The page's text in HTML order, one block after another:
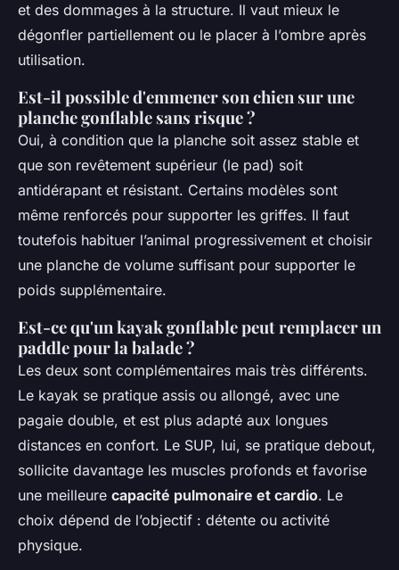
et des dommages à la structure. Il vaut mieux le
dégonfler partiellement ou le placer à l’ombre après
utilisation.
Est-il possible d'emmener son chien sur une
planche gonflable sans risque ?
Oui, à condition que la planche soit assez stable et
que son revêtement supérieur (le pad) soit
antidérapant et résistant. Certains modèles sont
même renforcés pour supporter les griffes. Il faut
toutefois habituer l’animal progressivement et choisir
une planche de volume suffisant pour supporter le
poids supplémentaire.
Est-ce qu'un kayak gonflable peut remplacer un
paddle pour la balade ?
Les deux sont complémentaires mais très différents.
Le kayak se pratique assis ou allongé, avec une
pagaie double, et est plus adapté aux longues
distances en confort. Le SUP, lui, se pratique debout,
sollicite davantage les muscles profonds et favorise
une meilleure capacité pulmonaire et cardio. Le
choix dépend de l’objectif : détente ou activité
physique.